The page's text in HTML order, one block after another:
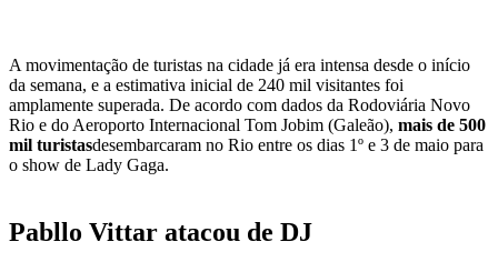
A movimentação de turistas na cidade já era intensa desde o início
da semana, e a estimativa inicial de 240 mil visitantes foi
amplamente superada. De acordo com dados da Rodoviária Novo
Rio e do Aeroporto Internacional Tom Jobim (Galeão), mais de 500
mil turistasdesembarcaram no Rio entre os dias 1º e 3 de maio para
o show de Lady Gaga.
Pabllo Vittar atacou de DJ